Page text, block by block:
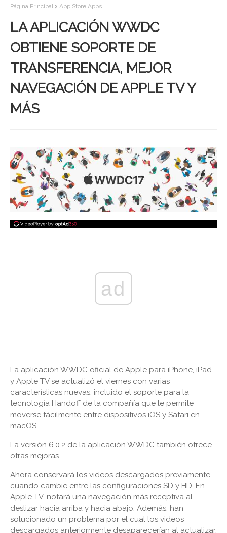
Página Principal App Store Apps
LA APLICACIÓN WWDC
OBTIENE SOPORTE DE
TRANSFERENCIA, MEJOR
NAVEGACIÓN DE APPLE TV Y
MÁS
ad
La aplicación WWDC oficial de Apple para iPhone, iPad
y Apple TV se actualizó el viernes con varias
características nuevas, incluido el soporte para la
tecnología Handoff de la compañía que le permite
moverse fácilmente entre dispositivos iOS y Safari en
macOS.
La versión 6.0.2 de la aplicación WWDC también ofrece
otras mejoras.
Ahora conservará los videos descargados previamente
cuando cambie entre las configuraciones SD y HD. En
Apple TV, notará una navegación más receptiva al
deslizar hacia arriba y hacia abajo. Además, han
solucionado un problema por el cual los videos
descargados anteriormente desaparecerían al actualizar.